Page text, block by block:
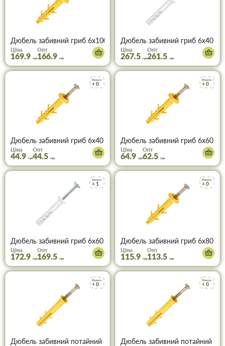
Дюбель забивний гриб 6х100 поліпропіленовий, пачка 100 шт
Ціна
169.9 грн
Опт
166.9 грн
Дюбель забивний гриб 6х40 з
Ціна
267.5 грн
Опт
261.5 грн
Бонуси
+ 0
Дюбель забивний гриб 6х40 з поліпропілену, пачка 100 шт
Ціна
44.9 грн
Опт
44.5 грн
Бонуси
+ 0
Дюбель забивний гриб 6х60 з
Ціна
64.9 грн
Опт
62.5 грн
Бонуси
+ 1
Дюбель забивний гриб 6х60 поліпропіленовий Koelner
Ціна
172.9 грн
Опт
169.5 грн
Бонуси
+ 0
Дюбель забивний гриб 6х80 з
Ціна
115.9 грн
Опт
113.5 грн
Бонуси
+ 0
Дюбель забивний потайний 6х100 з поліпропілену, пачка 100 шт
Бонуси
+ 0
Дюбель забивний потайний